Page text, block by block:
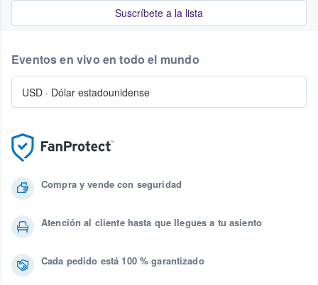
Suscríbete a la lista
Compra y vende con seguridad
Atención al cliente hasta que llegues a tu asiento
Cada pedido está 100 % garantizado
Eventos en vivo en todo el mundo
USD · Dólar estadounidense